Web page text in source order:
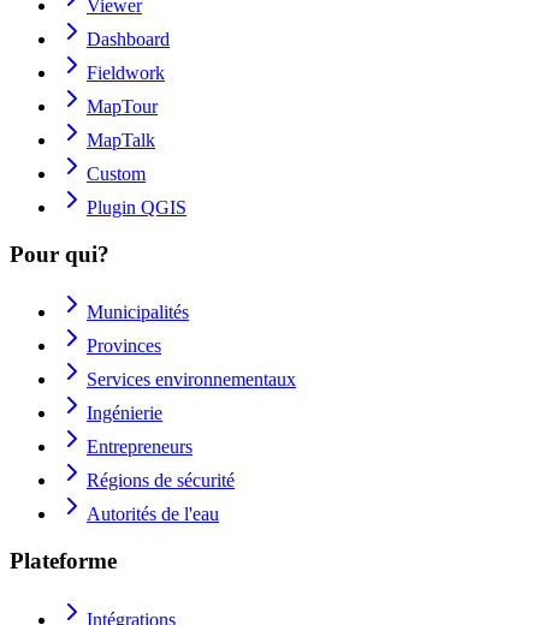
Viewer
Dashboard
Fieldwork
MapTour
MapTalk
Custom
Plugin QGIS
Pour qui?
Municipalités
Provinces
Services environnementaux
Ingénierie
Entrepreneurs
Régions de sécurité
Autorités de l'eau
Plateforme
Intégrations